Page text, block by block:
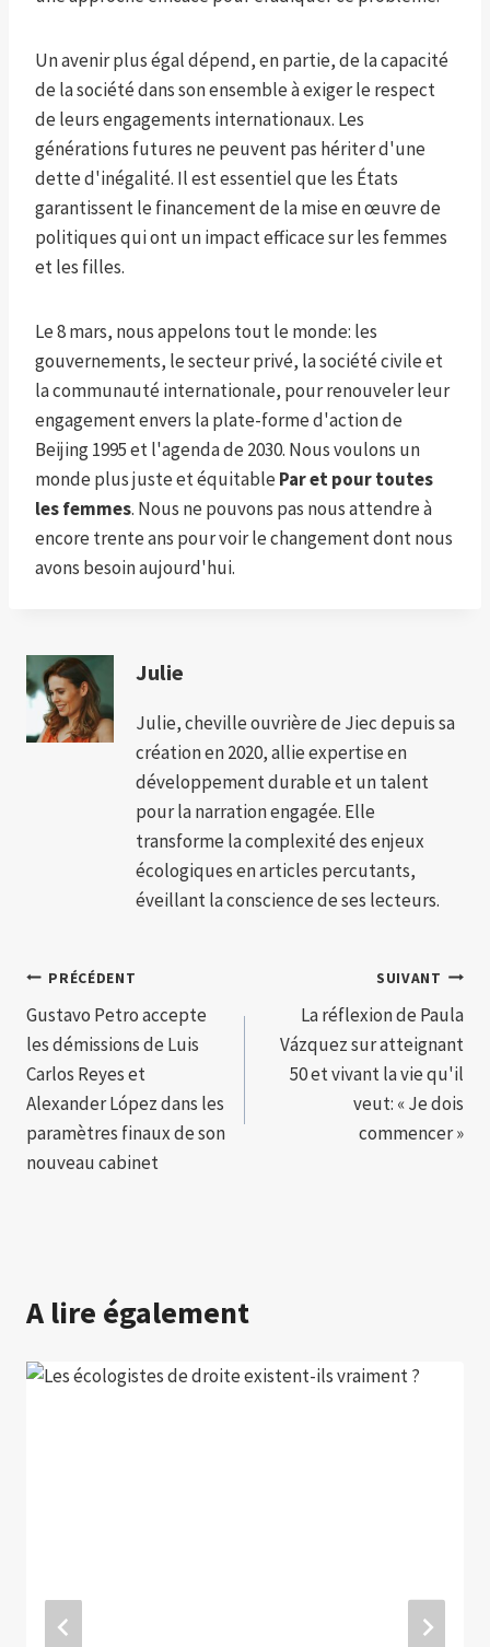
Un avenir plus égal dépend, en partie, de la capacité
de la société dans son ensemble à exiger le respect
de leurs engagements internationaux. Les
générations futures ne peuvent pas hériter d'une
dette d'inégalité. Il est essentiel que les États
garantissent le financement de la mise en œuvre de
politiques qui ont un impact efficace sur les femmes
et les filles.
Le 8 mars, nous appelons tout le monde: les
gouvernements, le secteur privé, la société civile et
la communauté internationale, pour renouveler leur
engagement envers la plate-forme d'action de
Beijing 1995 et l'agenda de 2030. Nous voulons un
monde plus juste et équitable Par et pour toutes
les femmes. Nous ne pouvons pas nous attendre à
encore trente ans pour voir le changement dont nous
avons besoin aujourd'hui.
Julie
Julie, cheville ouvrière de Jiec depuis sa
création en 2020, allie expertise en
développement durable et un talent
pour la narration engagée. Elle
transforme la complexité des enjeux
écologiques en articles percutants,
éveillant la conscience de ses lecteurs.
Navigation
de
l’article
PRÉCÉDENT
Gustavo Petro accepte
les démissions de Luis
Carlos Reyes et
Alexander López dans les
paramètres finaux de son
nouveau cabinet
SUIVANT
La réflexion de Paula
Vázquez sur atteignant
50 et vivant la vie qu'il
veut: « Je dois
commencer »
A lire également